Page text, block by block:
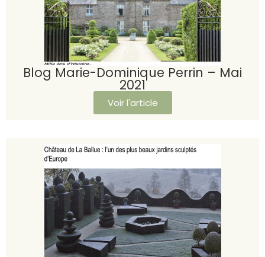
Blog Marie-Dominique Perrin – Mai
2021
Voir l'article